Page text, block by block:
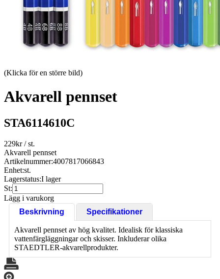
(Klicka för en större bild)
Akvarell pennset
STA6114610C
229kr/ st.
Akvarell pennset
Artikelnummer:4007817066843
Enhet:st.
Lagerstatus:I lager
St:
Lägg i varukorg
Beskrivning
Specifikationer
Akvarell pennset av hög kvalitet. Idealisk för klassiska
vattenfärgläggningar och skisser. Inkluderar olika
STAEDTLER-akvarellprodukter.